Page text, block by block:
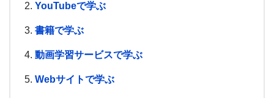
YouTubeで学ぶ
書籍で学ぶ
動画学習サービスで学ぶ
Webサイトで学ぶ